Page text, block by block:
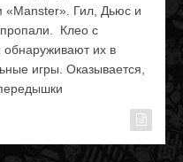
«Manster». Гил, Дьюс и
Клео с
обнаруживают их в
игры. Оказывается,